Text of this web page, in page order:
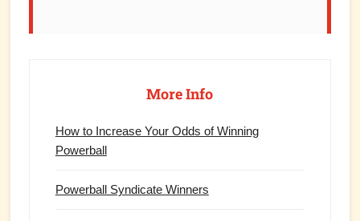
More Info
How to Increase Your Odds of Winning
Powerball
Powerball Syndicate Winners